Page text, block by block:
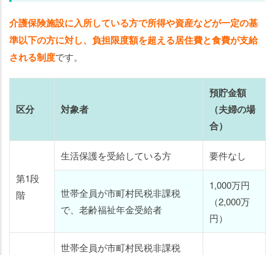
介護保険施設に入所している方で所得や資産などが一定の基
準以下の方に対し、負担限度額を超える居住費と食費が支給
される制度です。
区分 対象者
預貯金額
（夫婦の場
合）
第1段
階
生活保護を受給している方 要件なし
世帯全員が市町村民税非課税
で、老齢福祉年金受給者
1,000万円
（2,000万
円）
世帯全員が市町村民税非課税